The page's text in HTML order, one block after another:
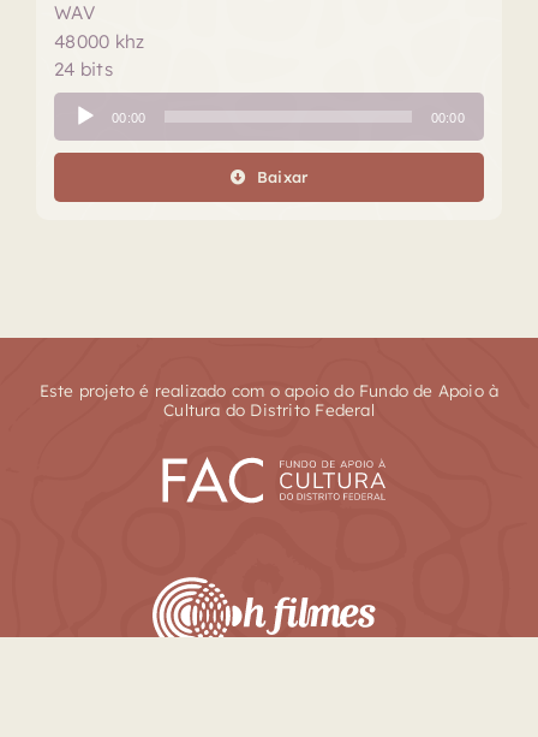
WAV
48000 khz
24 bits
Tocador
de
áudio
00:00 00:00
Baixar
Este projeto é realizado com o apoio do Fundo de Apoio à
Cultura do Distrito Federal